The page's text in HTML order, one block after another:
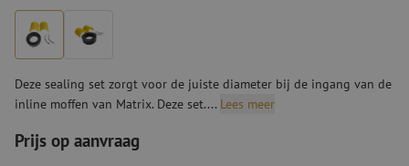
Deze sealing set zorgt voor de juiste diameter bij de ingang van de
inline moffen van Matrix. Deze set.... Lees meer
Prijs op aanvraag